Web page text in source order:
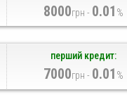
8000грн - 0.01 %
перший кредит:
7000грн - 0.01 %